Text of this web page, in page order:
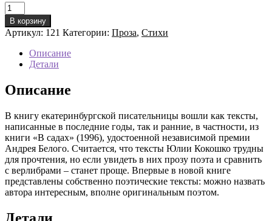
Количество
товара
Юлия
Кокошко
«Под
мостом
над
мостом»
В корзину
Артикул: 121 Категории: Проза, Стихи
Описание
Детали
Описание
В книгу екатеринбургской писательницы вошли как тексты,
написанные в последние годы, так и ранние, в частности, из
книги «В садах» (1996), удостоенной независимой премии
Андрея Белого. Считается, что тексты Юлии Кокошко трудны
для прочтения, но если увидеть в них прозу поэта и сравнить
с верлибрами – станет проще. Впервые в новой книге
представлены собственно поэтические тексты: можно назвать
автора интересным, вполне оригинальным поэтом.
Детали